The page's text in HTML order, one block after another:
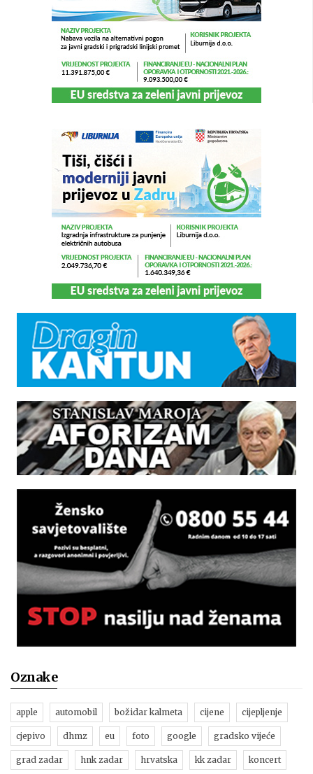
Oznake
apple automobil božidar kalmeta cijene cijepljenje
cjepivo dhmz eu foto google gradsko vijeće
grad zadar hnk zadar hrvatska kk zadar koncert